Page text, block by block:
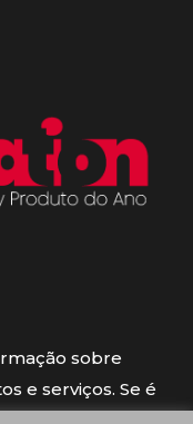
sobre
e serviços. Se é